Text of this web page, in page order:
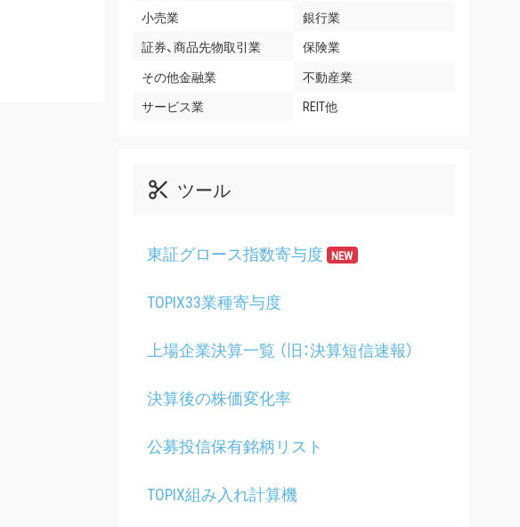
小売業
銀行業
証券、商品先物取引業
保険業
その他金融業
不動産業
サービス業
REIT他
ツール
東証グロース指数寄与度 NEW
TOPIX33業種寄与度
上場企業決算一覧 （旧：決算短信速報）
決算後の株価変化率
公募投信保有銘柄リスト
TOPIX組み入れ計算機